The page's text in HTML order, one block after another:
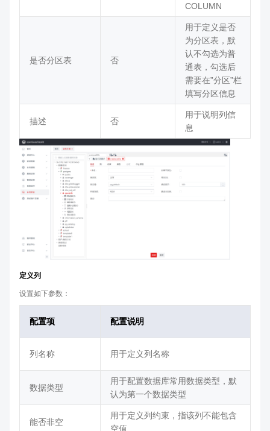
COLUMN
是否分区表 否
用于定义是否
为分区表，默
认不勾选为普
通表，勾选后
需要在”分区”栏
填写分区信息
描述 否
用于说明列信
息
定义列
设置如下参数：
配置项 配置说明
列名称 用于定义列名称
数据类型
用于配置数据库常用数据类型，默
认为第一个数据类型
能否非空
用于定义列约束，指该列不能包含
空值